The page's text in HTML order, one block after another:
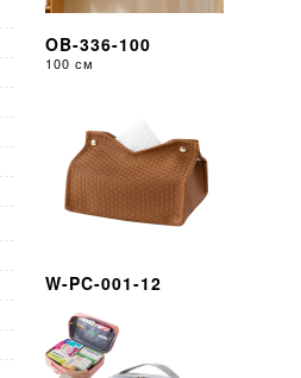
OB-336-100
100 см
W-PC-001-12